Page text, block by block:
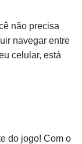
não precisa
navegar entre
celular, está
do jogo! Com o